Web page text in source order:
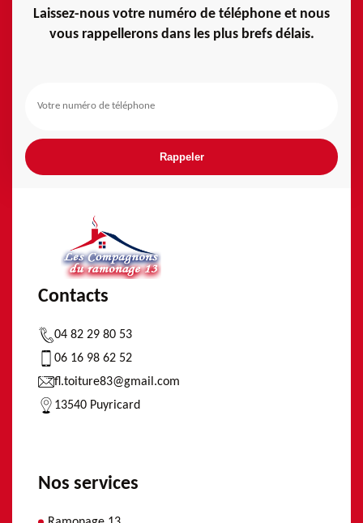
Laissez-nous votre numéro de téléphone et nous
vous rappellerons dans les plus brefs délais.
Contacts
04 82 29 80 53
06 16 98 62 52
fl.toiture83@gmail.com
13540 Puyricard
Nos services